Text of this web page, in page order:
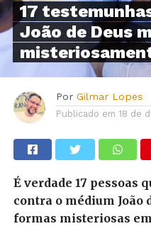
17
João de Deus
Por Gilmar Lopes
Publicado em 18 de
É verdade 17 pessoas
contra o médium João
formas misteriosas